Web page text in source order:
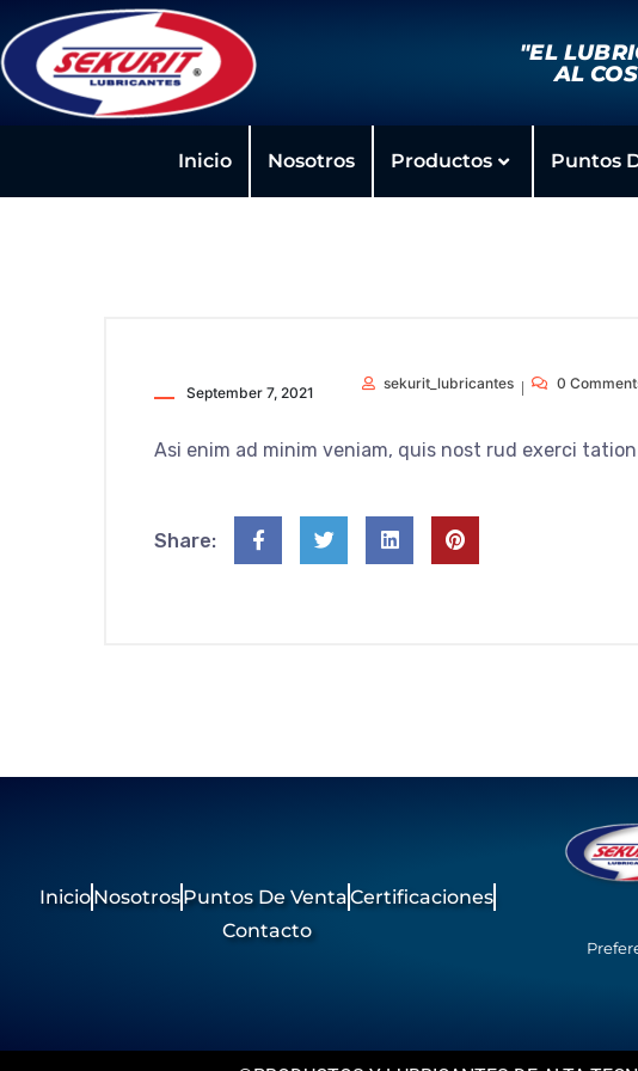
"EL
AL
Inicio Nosotros Productos Puntos
September 7, 2021
sekurit_lubricantes 0
Asi enim ad minim veniam, quis nost rud exerci
Share:
InicioNosotrosPuntos De VentaCertificaciones
Contacto